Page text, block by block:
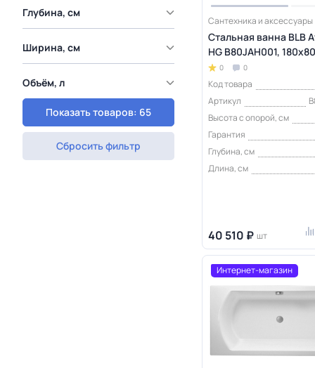
Глубина, см
Ширина, см
Объём, л
Показать товаров: 65
Сбросить фильтр
Сантехника и аксессуары
Стальная ванна BLB
HG B80JAH001, 180х80
0 0
Код товара
Артикул
Высота с опорой, см
Гарантия
Глубина, см
Длина, см
40 510 ₽ шт
Интернет-магазин